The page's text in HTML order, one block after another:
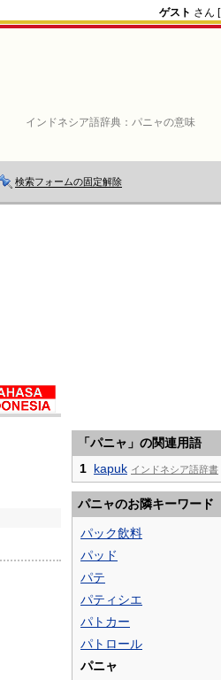
インドネシア語辞典： パニャの意味
ゲスト さん [
検索フォームの固定解除
「パニャ」の関連用語
1 kapuk インドネシア語辞書
パニャのお隣キーワード
パック飲料
パッド
パテ
パティシエ
パトカー
パトロール
パニャ